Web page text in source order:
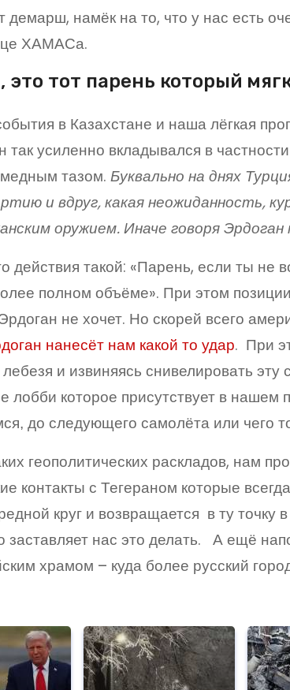
демарш, намёк на то, что у нас есть
ХАМАСа.
это тот парень который
в Казахстане и наша лёгкая
так усиленно вкладывался в
тазом. Буквально на днях
и вдруг, какая неожиданность,
оружием. Иначе говоря
действия такой: «Парень, если ты не
полном объёме». При этом
не хочет. Но скорей всего
нанесёт нам какой то удар. При
лебезя и извиняясь снивелировать эту
лобби которое присутствует в нашем
до следующего самолёта или чего
геополитических раскладов, нам
контакты с Тегераном которые
круг и возвращается в ту точку
заставляет нас это делать. А ещё
храмом – куда более русский